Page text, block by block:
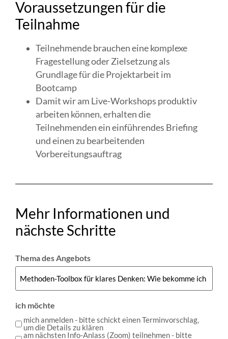
Voraussetzungen für die
Teilnahme
Teilnehmende brauchen eine komplexe
Fragestellung oder Zielsetzung als
Grundlage für die Projektarbeit im
Bootcamp
Damit wir am Live-Workshops produktiv
arbeiten können, erhalten die
Teilnehmenden ein einführendes Briefing
und einen zu bearbeitenden
Vorbereitungsauftrag
Mehr Informationen und
nächste Schritte
Thema des Angebots
ich möchte
mich anmelden - bitte schickt einen Terminvorschlag,
um die Details zu klären
am nächsten Info-Anlass (Zoom) teilnehmen - bitte